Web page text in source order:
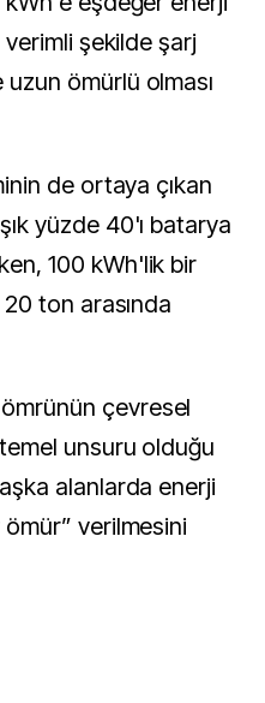
şekilde şarj
ömürlü olması
de ortaya çıkan
yüzde 40'ı batarya
100 kWh'lik bir
ton arasında
çevresel
unsuru olduğu
alanlarda enerji
verilmesini